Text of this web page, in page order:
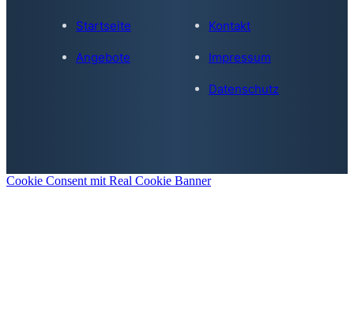
Startseite
Angebote
Kontakt
Impressum
Datenschutz
Cookie Consent mit Real Cookie Banner